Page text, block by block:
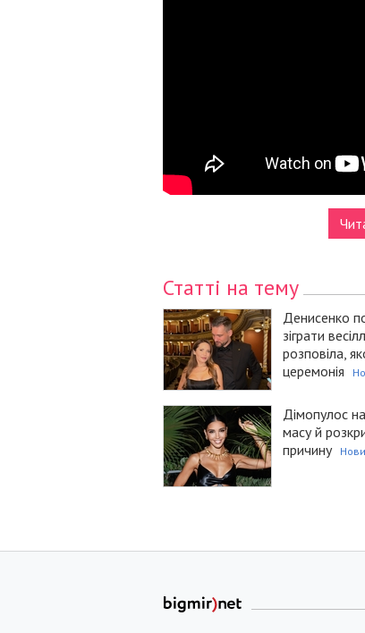
Статті на тему
Денисенко
зіграти
розповіла,
церемонія
Дімопулос
масу й
причину